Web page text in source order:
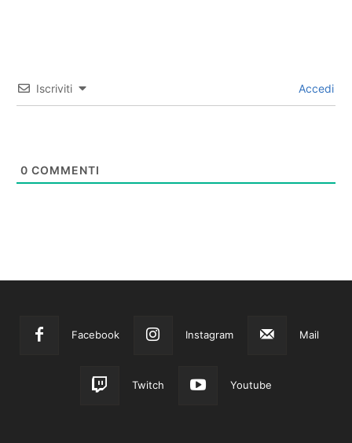
Iscriviti Accedi
0 COMMENTI
Facebook Instagram Mail
Twitch Youtube